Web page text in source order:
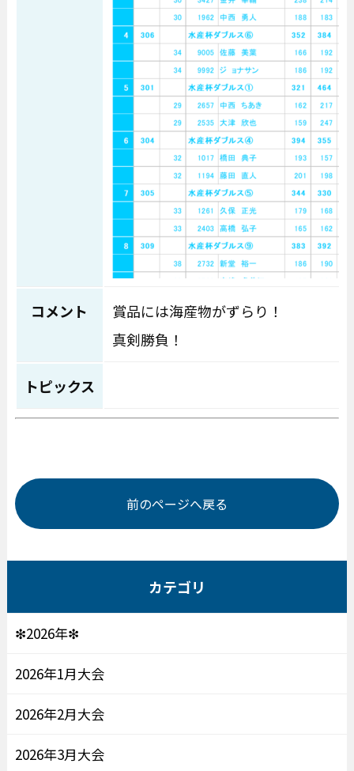
コメント
賞品には海産物がずらり！
真剣勝負！
トピックス
前のページへ戻る
カテゴリ
❇2026年❇
2026年1月大会
2026年2月大会
2026年3月大会